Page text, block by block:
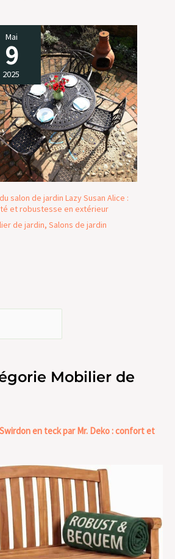
Mai
9
2025
salon de jardin Lazy Susan Alice :
et robustesse en extérieur
de jardin, Salons de jardin
Mobilier de
en teck par Mr. Deko : confort et